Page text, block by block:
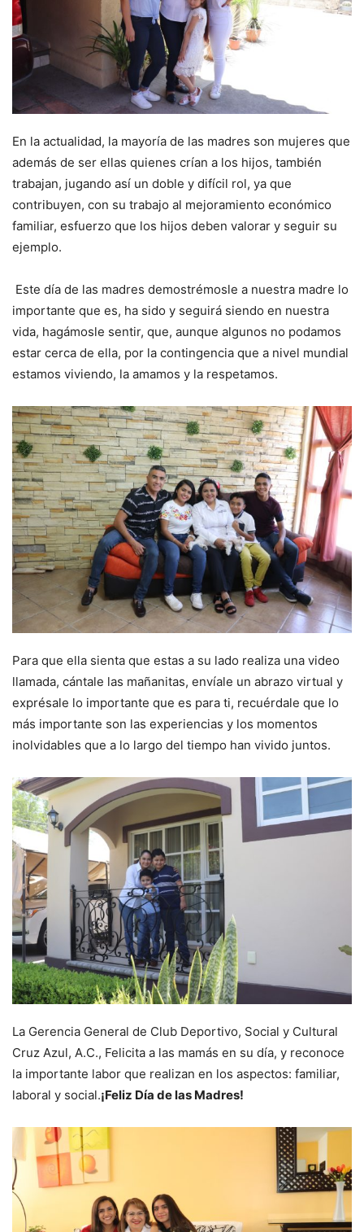
En la actualidad, la mayoría de las madres son mujeres que
además de ser ellas quienes crían a los hijos, también
trabajan, jugando así un doble y difícil rol, ya que
contribuyen, con su trabajo al mejoramiento económico
familiar, esfuerzo que los hijos deben valorar y seguir su
ejemplo.
Este día de las madres demostrémosle a nuestra madre lo
importante que es, ha sido y seguirá siendo en nuestra
vida, hagámosle sentir, que, aunque algunos no podamos
estar cerca de ella, por la contingencia que a nivel mundial
estamos viviendo, la amamos y la respetamos.
Para que ella sienta que estas a su lado realiza una video
llamada, cántale las mañanitas, envíale un abrazo virtual y
exprésale lo importante que es para ti, recuérdale que lo
más importante son las experiencias y los momentos
inolvidables que a lo largo del tiempo han vivido juntos.
La Gerencia General de Club Deportivo, Social y Cultural
Cruz Azul, A.C., Felicita a las mamás en su día, y reconoce
la importante labor que realizan en los aspectos: familiar,
laboral y social.¡Feliz Día de las Madres!